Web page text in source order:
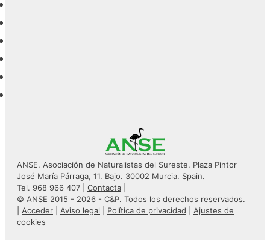
ANSE. Asociación de Naturalistas del Sureste. Plaza Pintor
José María Párraga, 11. Bajo. 30002 Murcia. Spain.
Tel. 968 966 407 | Contacta
© ANSE 2015 - 2026 - C&P. Todos los derechos reservados.
Acceder Aviso legal Política de privacidad
Ajustes de
cookies